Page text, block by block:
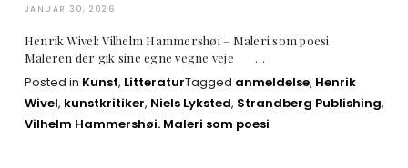
JANUAR 30, 2026
Henrik Wivel: Vilhelm Hammershøi – Maleri som poesi
Maleren der gik sine egne vegne veje …
Posted in Kunst, LitteraturTagged anmeldelse, Henrik
Wivel, kunstkritiker, Niels Lyksted, Strandberg Publishing,
Vilhelm Hammershøi. Maleri som poesi